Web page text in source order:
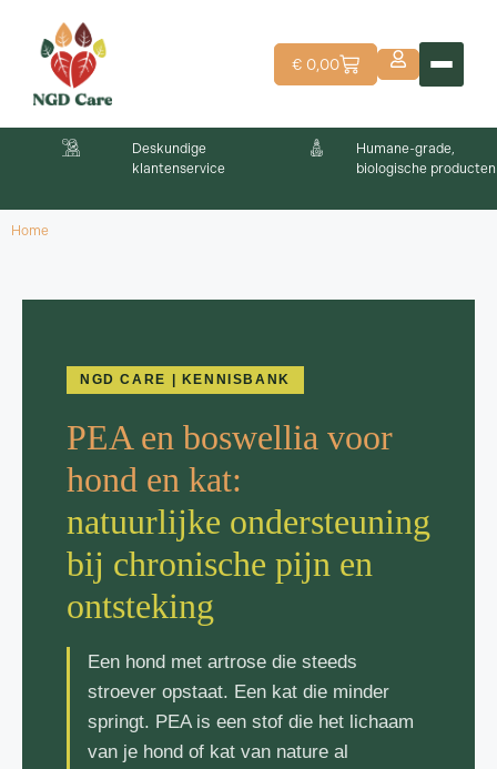
€ 0,00
Deskundige
klantenservice
Humane-grade,
biologische producten
Home
NGD CARE | KENNISBANK
PEA en boswellia voor
hond en kat:
natuurlijke ondersteuning
bij chronische pijn en
ontsteking
Een hond met artrose die steeds
stroever opstaat. Een kat die minder
springt. PEA is een stof die het lichaam
van je hond of kat van nature al